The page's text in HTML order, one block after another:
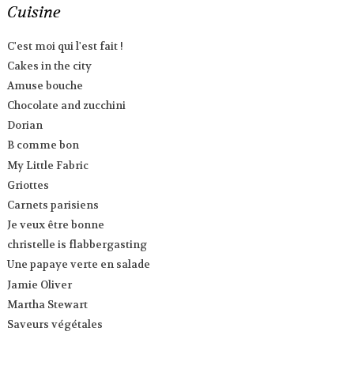
Cuisine
C'est moi qui l'est fait !
Cakes in the city
Amuse bouche
Chocolate and zucchini
Dorian
B comme bon
My Little Fabric
Griottes
Carnets parisiens
Je veux être bonne
christelle is flabbergasting
Une papaye verte en salade
Jamie Oliver
Martha Stewart
Saveurs végétales